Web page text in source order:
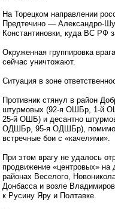
На Торецком направлении
Предтечино — Александро-
Константиновки, куда ВС РФ
Окруженная группировка
сейчас уничтожают.
Ситуация в зоне
Противник стянул в район
штурмовых (92-я ОШБр, 1-й
25-й ОШБ) и десантно
ОДШБр, 95-я ОДШБр), помимо
встречные бои с «качелями».
При этом врагу не удалось
продвижение «центровых»
районах Веселого,
Донбасса и возле
к Русину Яру и Полтавке.